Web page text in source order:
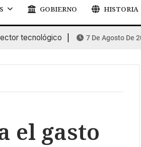
GOBIERNO HISTORIA
tecnológico 7 De Agosto De 2026
el gasto